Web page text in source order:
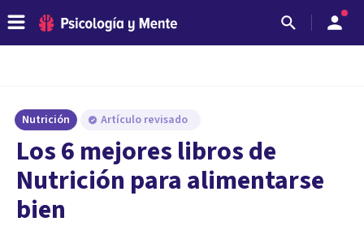
Nutrición Artículo revisado
Los 6 mejores libros de
Nutrición para alimentarse
bien